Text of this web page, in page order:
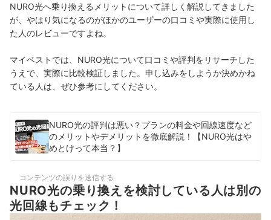
NURO光へ乗り換えるメリットについて詳しく解説してきました
が、やはり気になるのがほかのユーザーの口コミや実際に使用し
た人のレビューですよね。
マイベストでは、NURO光について口コミや評判をリサーチした
うえで、実際に比較検証しました。申し込みをしようか決めかね
ている人は、ぜひ参考にしてください。
NURO光の評判は悪い？プランの料金や回線速度など
のメリットやデメリットを徹底解説！【NURO光はや
めとけって本当？】
コンテンツの誤りを送信する
NURO光の乗り換えを検討している人は別の
光回線もチェック！